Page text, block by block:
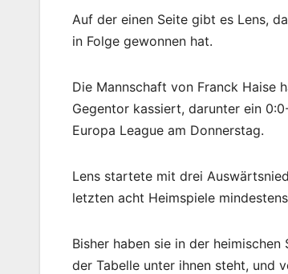
Auf der einen Seite gibt es Lens,
in Folge gewonnen hat.
Die Mannschaft von Franck Haise
Gegentor kassiert, darunter ein
Europa League am Donnerstag.
Lens startete mit drei
letzten acht Heimspiele
Bisher haben sie in der
der Tabelle unter ihnen steht, und